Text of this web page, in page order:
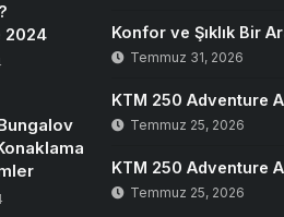
2024
Konfor ve Şıklık Bir
Temmuz 31, 2026
KTM 250 Adventure
Temmuz 25, 2026
KTM 250 Adventure
Temmuz 25, 2026